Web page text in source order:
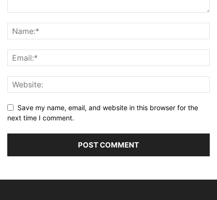
Save my name, email, and website in this browser for the
next time I comment.